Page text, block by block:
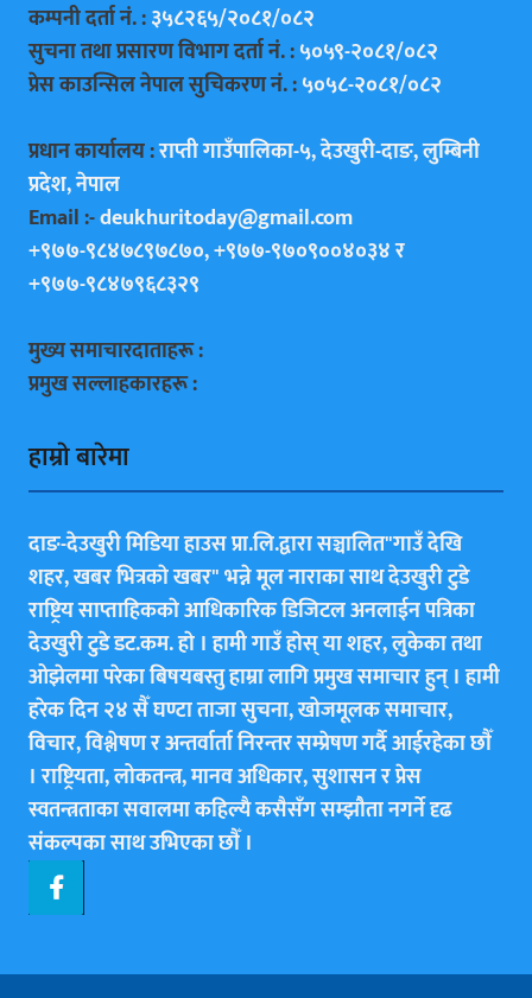
कम्पनी दर्ता नं. :३५८२६५/२०८१/०८२
सुचना तथा प्रसारण विभाग दर्ता नं. :५०५९-२०८१/०८२
प्रेस काउन्सिल नेपाल सुचिकरण नं. :५०५८-२०८१/०८२
प्रधान कार्यालय :राप्ती गाउँपालिका-५, देउखुरी-दाङ, लुम्बिनी
प्रदेश, नेपाल
Email :-deukhuritoday@gmail.com
+९७७-९८४७८९७८७०, +९७७-९७०९००४०३४ र
+९७७-९८४७९६८३२९
मुख्य समाचारदाताहरू :
प्रमुख सल्लाहकारहरू :
हाम्राे बारेमा
दाङ-देउखुरी मिडिया हाउस प्रा.लि.द्वारा सञ्चालित"गाउँ देखि
शहर, खबर भित्रकाे खबर" भन्ने मूल नाराका साथ देउखुरी टुडे
राष्ट्रिय साप्ताहिककाे आधिकारिक डिजिटल अनलाईन पत्रिका
देउखुरी टुडे डट.कम. हाे । हामी गाउँ हाेस् या शहर, लुकेका तथा
ओझेलमा परेका बिषयबस्तु हाम्रा लागि प्रमुख समाचार हुन् । हामी
हरेक दिन २४ सैँ घण्टा ताजा सुचना, खोजमूलक समाचार,
विचार, विश्लेषण र अन्तर्वार्ता निरन्तर सम्प्रेषण गर्दै आईरहेका छाैँ
। राष्ट्रियता, लोकतन्त्र, मानव अधिकार, सुशासन र प्रेस
स्वतन्त्रताका सवालमा कहिल्यै कसैसँग सम्झौता नगर्ने दृढ
संकल्पका साथ उभिएका छाैँ ।